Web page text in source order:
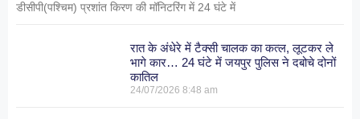
डीसीपी(पश्चिम) प्रशांत किरण की मॉनिटरिंग में 24 घंटे में
रात के अंधेरे में टैक्सी चालक का कत्ल, लूटकर ले
भागे कार… 24 घंटे में जयपुर पुलिस ने दबोचे दोनों
कातिल
24/07/20268:48 am